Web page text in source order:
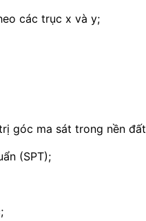
các trục x và y;
góc ma sát trong nền đất
(SPT);